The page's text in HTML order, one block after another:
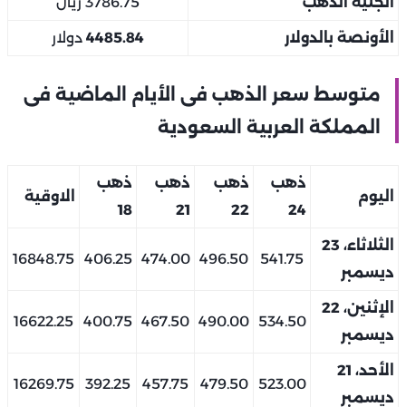
الأونصة بالدولار 4485.84 دولار
متوسط سعر الذهب فى الأيام الماضية فى
المملكة العربية السعودية
اليوم
ذهب
24
ذهب
22
ذهب
21
ذهب
18
الاوقية
الثلاثاء، 23
ديسمبر
541.75
496.50
474.00
406.25
16848.75
الإثنين، 22
ديسمبر
534.50
490.00
467.50
400.75
16622.25
الأحد، 21
ديسمبر
523.00
479.50
457.75
392.25
16269.75